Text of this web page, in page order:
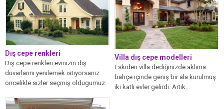
Dış cepe renkleri
Dış cepe renkleri evinizin dış
duvarlarını yenilemek istiyorsanız
öncelikle sizler seçmiş oldugumuz
Villa dış cepe modelleri
Eskiden villa dediğinizde aklıma
bahçe içinde geniş bir ala kurulmuş
iki katlı evler gelirdi. Artık...